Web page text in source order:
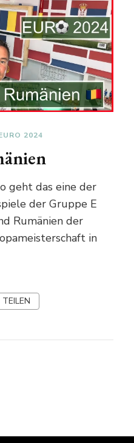
2024
geht das eine der
der Gruppe E
Rumänien der
in